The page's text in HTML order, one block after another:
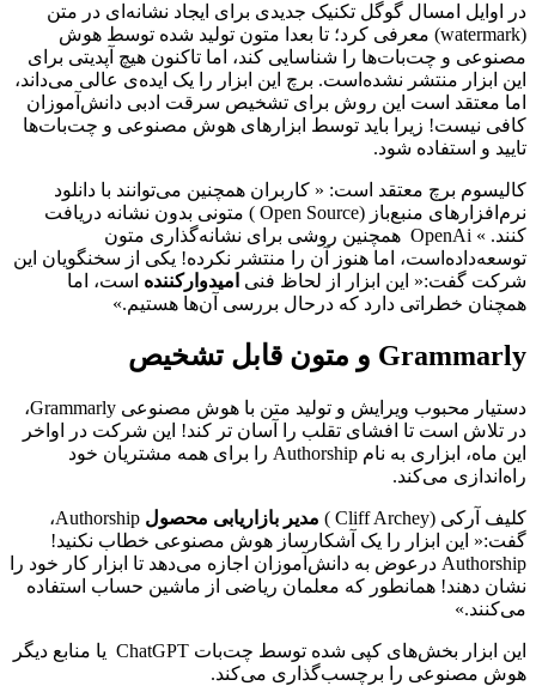
در اوایل امسال گوگل تکنیک جدیدی برای ایجاد نشانه‌ای در متن
(watermark) معرفی کرد؛ تا بعدا متون تولید شده توسط هوش
مصنوعی و چت‌بات‌ها را شناسایی کند، اما تاکنون هیچ آپدیتی برای
این ابزار منتشر نشده‌است. برچ این ابزار را یک ایده‌ی عالی می‌داند،
اما معتقد است این روش برای تشخیص سرقت ادبی دانش‌آموزان
کافی نیست! زیرا باید توسط ابزارهای هوش مصنوعی و چت‌بات‌ها
تایید و استفاده شود.
کالیسوم برچ معتقد است: « کاربران همچنین می‌توانند با دانلود
نرم‌افزارهای منبع‌باز (Open Source ) متونی بدون نشانه دریافت
کنند. » OpenAi همچنین روشی برای نشانه‌گذاری متون
توسعه‌داده‌است، اما هنوز آن را منتشر نکرده! یکی از سخنگویان این
شرکت گفت:« این ابزار از لحاظ فنی امیدوارکننده است، اما
همچنان خطراتی دارد که درحال بررسی آن‌ها هستیم.»
Grammarly و متون قابل تشخیص
دستیار محبوب ویرایش و تولید متن‌ با هوش مصنوعی Grammarly،
در تلاش است تا افشای تقلب را آسان تر کند! این شرکت در اواخر
این ماه، ابزاری به نام Authorship را برای همه مشتریان خود
راه‌اندازی می‌کند.
کلیف آرکی (Cliff Archey ) مدیر بازاریابی محصول
Authorship،
گفت:« این ابزار را یک آشکارساز هوش مصنوعی خطاب نکنید!
Authorship درعوض به دانش‌آموزان اجازه می‌دهد تا ابزار کار خود را
نشان دهند! همانطور که معلمان ریاضی از ماشین حساب استفاده
می‌کنند.»
این ابزار بخش‌های کپی شده توسط چت‌بات ChatGPT یا منابع دیگر
هوش مصنوعی را برچسب‌گذاری می‌کند.